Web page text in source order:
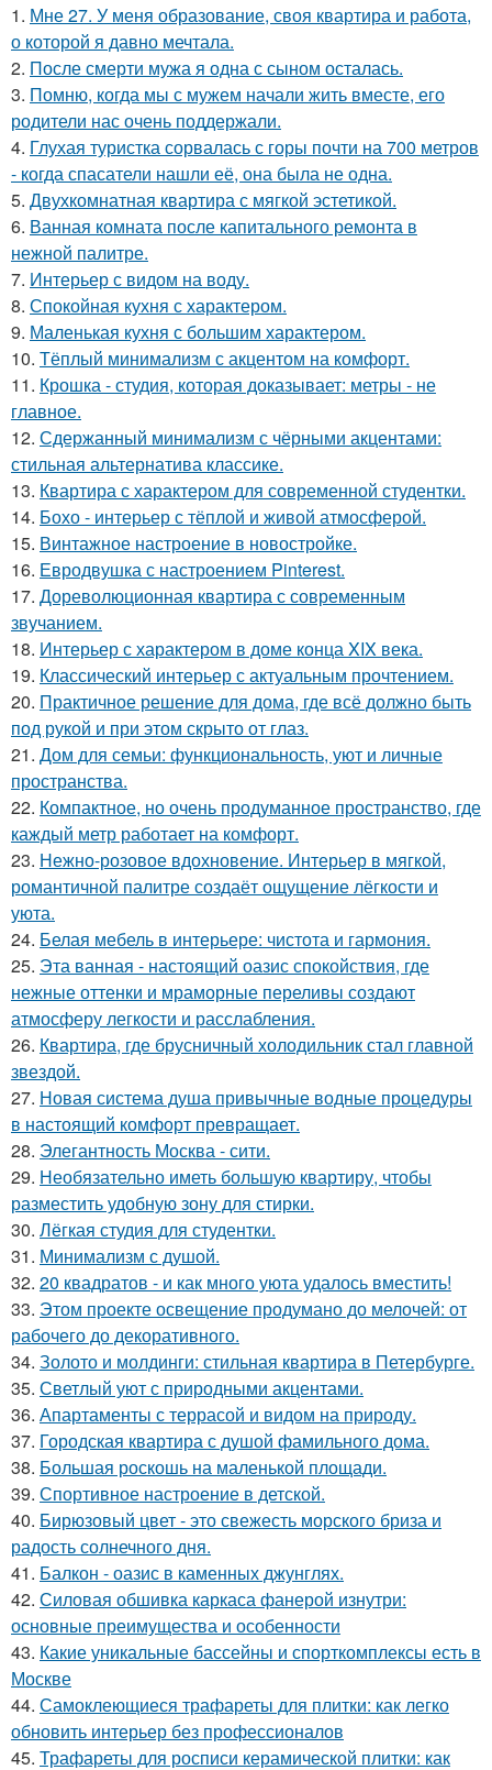
1. Мне 27. У меня образование, своя квартира и работа,
о которой я давно мечтала.
2. После смерти мужа я одна с сыном осталась.
3. Помню, когда мы с мужем начали жить вместе, его
родители нас очень поддержали.
4. Глухая туристка сорвалась с горы почти на 700 метров
- когда спасатели нашли её, она была не одна.
5. Двухкомнатная квартира с мягкой эстетикой.
6. Ванная комната после капитального ремонта в
нежной палитре.
7. Интерьер с видом на воду.
8. Спокойная кухня с характером.
9. Маленькая кухня с большим характером.
10. Тёплый минимализм с акцентом на комфорт.
11. Крошка - студия, которая доказывает: метры - не
главное.
12. Сдержанный минимализм с чёрными акцентами:
стильная альтернатива классике.
13. Квартира с характером для современной студентки.
14. Бохо - интерьер с тёплой и живой атмосферой.
15. Винтажное настроение в новостройке.
16. Евродвушка с настроением Pinterest.
17. Дореволюционная квартира с современным
звучанием.
18. Интерьер с характером в доме конца XIX века.
19. Классический интерьер с актуальным прочтением.
20. Практичное решение для дома, где всё должно быть
под рукой и при этом скрыто от глаз.
21. Дом для семьи: функциональность, уют и личные
пространства.
22. Компактное, но очень продуманное пространство, где
каждый метр работает на комфорт.
23. Нежно-розовое вдохновение. Интерьер в мягкой,
романтичной палитре создаёт ощущение лёгкости и
уюта.
24. Белая мебель в интерьере: чистота и гармония.
25. Эта ванная - настоящий оазис спокойствия, где
нежные оттенки и мраморные переливы создают
атмосферу легкости и расслабления.
26. Квартира, где брусничный холодильник стал главной
звездой.
27. Новая система душа привычные водные процедуры
в настоящий комфорт превращает.
28. Элегантность Москва - сити.
29. Необязательно иметь большую квартиру, чтобы
разместить удобную зону для стирки.
30. Лёгкая студия для студентки.
31. Минимализм с душой.
32. 20 квадратов - и как много уюта удалось вместить!
33. Этом проекте освещение продумано до мелочей: от
рабочего до декоративного.
34. Золото и молдинги: стильная квартира в Петербурге.
35. Светлый уют с природными акцентами.
36. Апартаменты с террасой и видом на природу.
37. Городская квартира с душой фамильного дома.
38. Большая роскошь на маленькой площади.
39. Спортивное настроение в детской.
40. Бирюзовый цвет - это свежесть морского бриза и
радость солнечного дня.
41. Балкон - оазис в каменных джунглях.
42. Силовая обшивка каркаса фанерой изнутри:
основные преимущества и особенности
43. Какие уникальные бассейны и спорткомплексы есть в
Москве
44. Самоклеющиеся трафареты для плитки: как легко
обновить интерьер без профессионалов
45. Трафареты для росписи керамической плитки: как